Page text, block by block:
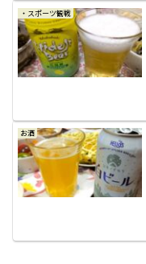
・スポーツ観戦
お酒